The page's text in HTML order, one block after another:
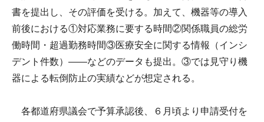
書を提出し、その評価を受ける。加えて、機器等の導入
前後における①対応業務に要する時間②関係職員の総労
働時間・超過勤務時間③医療安全に関する情報（インシ
デント件数）――などのデータも提出。③では見守り機
器による転倒防止の実績などが想定される。
各都道府県議会で予算承認後、６月頃より申請受付を